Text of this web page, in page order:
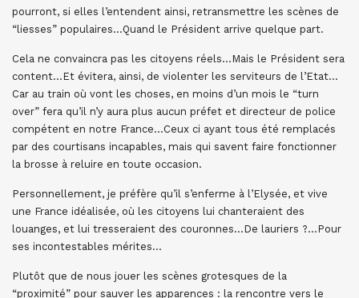
pourront, si elles l’entendent ainsi, retransmettre les scènes de
“liesses” populaires…Quand le Président arrive quelque part.
Cela ne convaincra pas les citoyens réels…Mais le Président sera
content…Et évitera, ainsi, de violenter les serviteurs de l’Etat…
Car au train où vont les choses, en moins d’un mois le “turn
over” fera qu’il n’y aura plus aucun préfet et directeur de police
compétent en notre France…Ceux ci ayant tous été remplacés
par des courtisans incapables, mais qui savent faire fonctionner
la brosse à reluire en toute occasion.
Personnellement, je préfère qu’il s’enferme à l’Elysée, et vive
une France idéalisée, où les citoyens lui chanteraient des
louanges, et lui tresseraient des couronnes…De lauriers ?…Pour
ses incontestables mérites…
Plutôt que de nous jouer les scènes grotesques de la
“proximité” pour sauver les apparences : la rencontre vers le